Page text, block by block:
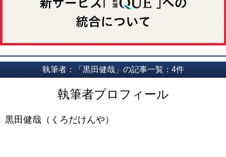
執筆者：「黒田健哉」の記事一覧：4件
執筆者プロフィール
黒田健哉（くろだけんや）